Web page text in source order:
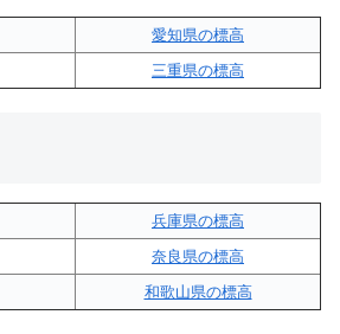
愛知県の標高
三重県の標高
兵庫県の標高
奈良県の標高
和歌山県の標高